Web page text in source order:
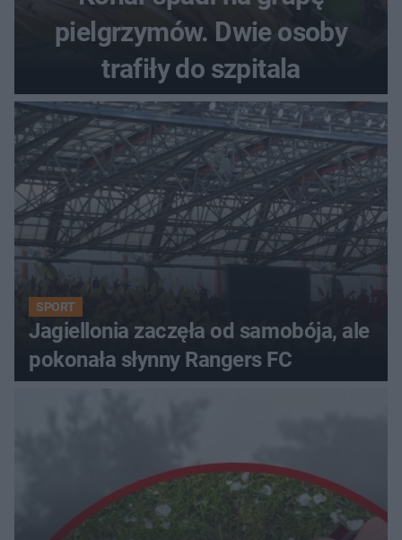
pielgrzymów. Dwie osoby
trafiły do szpitala
SPORT
Jagiellonia zaczęła od samobója, ale
pokonała słynny Rangers FC